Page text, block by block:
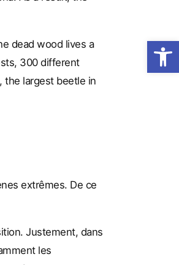
dead wood lives a
300 different
the largest beetle in
extrêmes. De ce
Justement, dans
les
Obre